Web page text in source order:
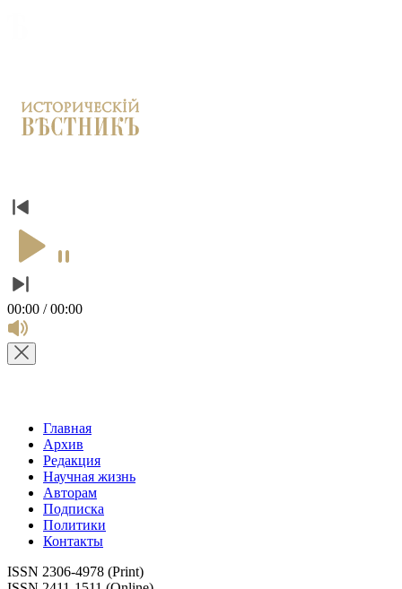
00:00 / 00:00
Главная
Архив
Редакция
Научная жизнь
Авторам
Подписка
Политики
Контакты
ISSN 2306-4978 (Print)